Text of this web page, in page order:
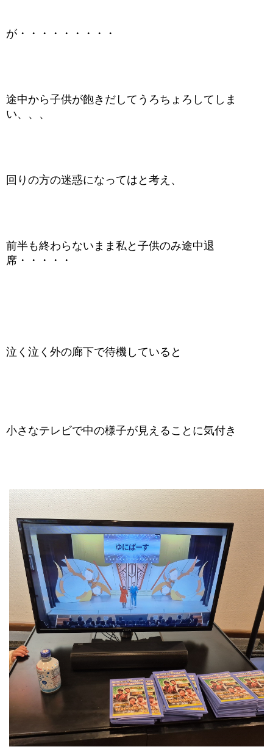
が・・・・・・・・・
途中から子供が飽きだしてうろちょろしてしま
い、、、
回りの方の迷惑になってはと考え、
前半も終わらないまま私と子供のみ途中退
席・・・・・
泣く泣く外の廊下で待機していると
小さなテレビで中の様子が見えることに気付き